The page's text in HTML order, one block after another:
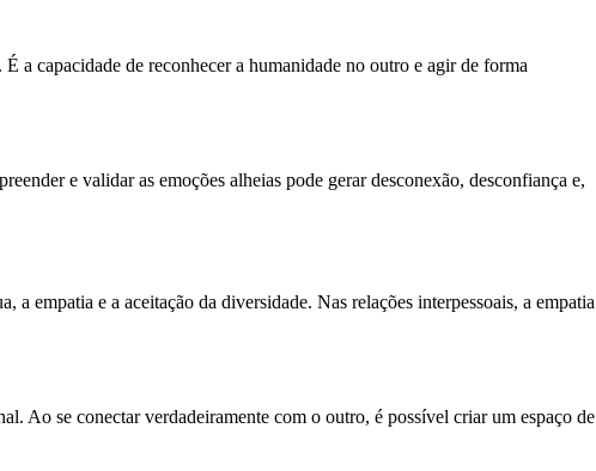
a capacidade de reconhecer a humanidade no outro e agir de forma
e validar as emoções alheias pode gerar desconexão, desconfiança e,
empatia e a aceitação da diversidade. Nas relações interpessoais, a empatia
Ao se conectar verdadeiramente com o outro, é possível criar um espaço de